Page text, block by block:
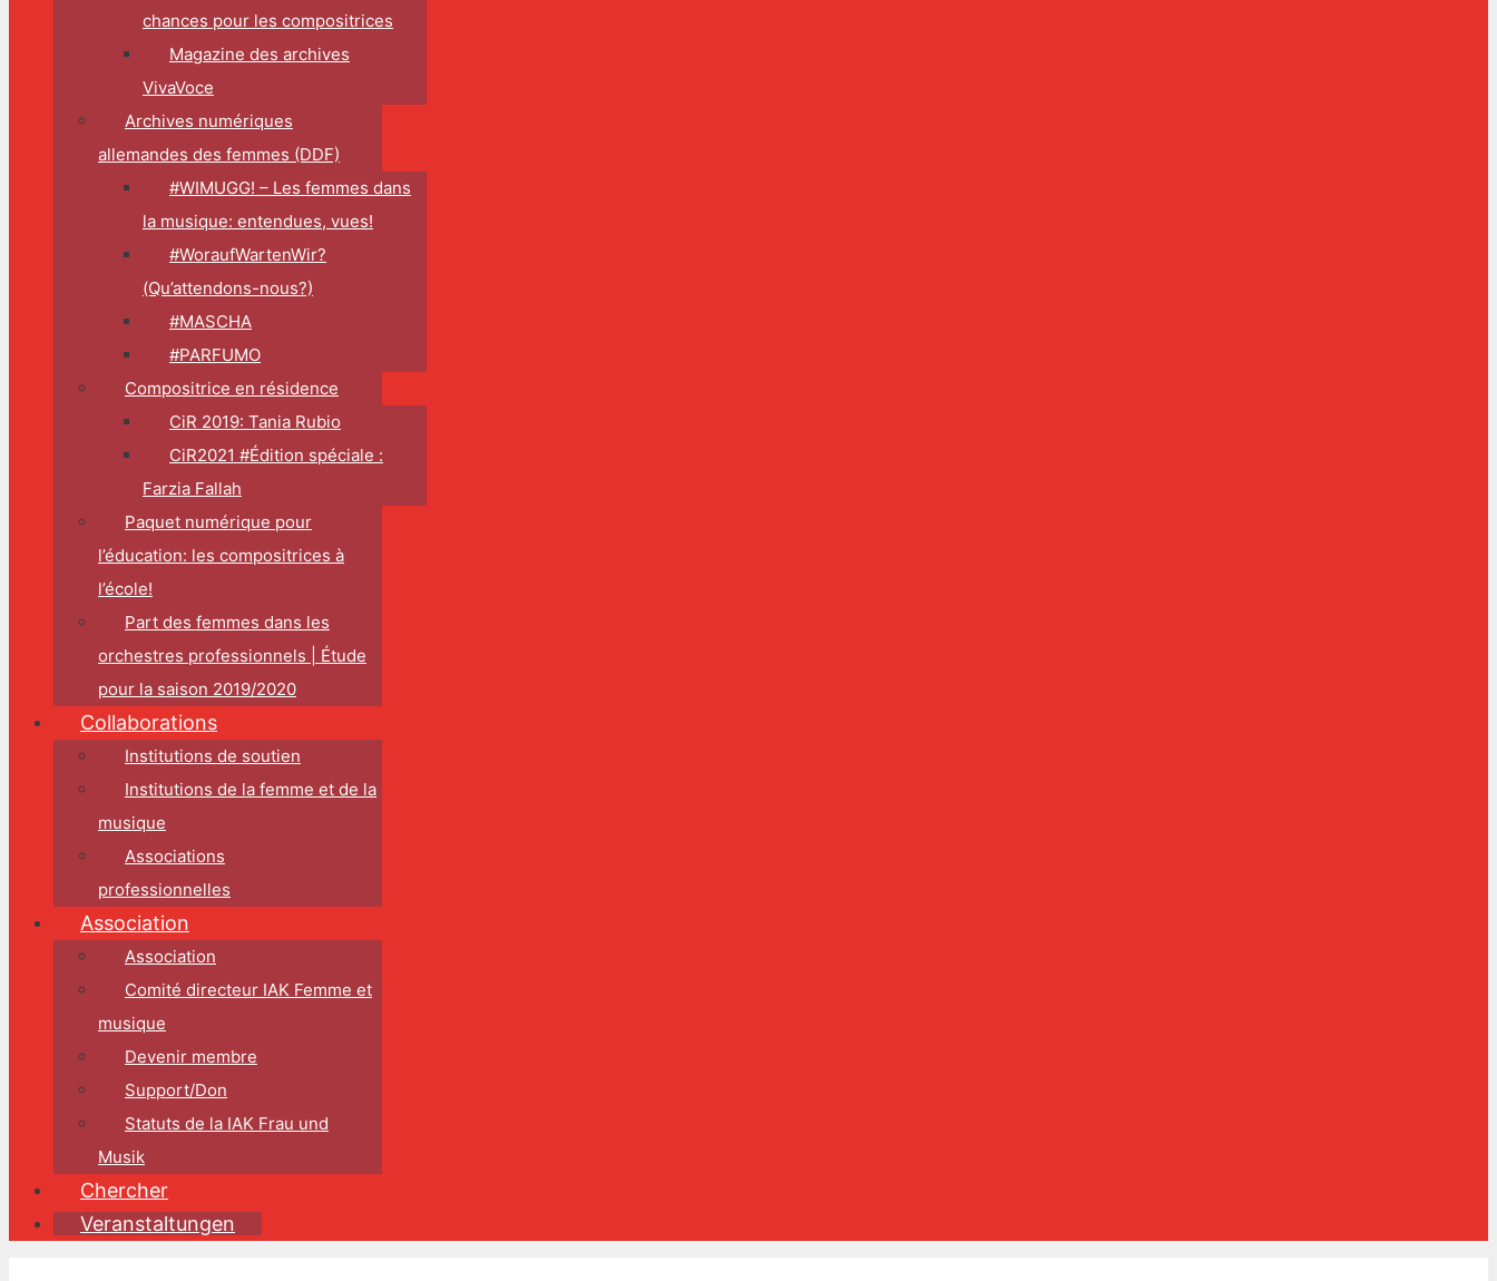
chances pour les compositrices
Magazine des archives
VivaVoce
Archives numériques
allemandes des femmes (DDF)
#WIMUGG! – Les femmes dans
la musique: entendues, vues!
#WoraufWartenWir?
(Qu’attendons-nous?)
#MASCHA
#PARFUMO
Compositrice en résidence
CiR 2019: Tania Rubio
CiR2021 #Édition spéciale :
Farzia Fallah
Paquet numérique pour
l’éducation: les compositrices à
l’école!
Part des femmes dans les
orchestres professionnels | Étude
pour la saison 2019/2020
Collaborations
Institutions de soutien
Institutions de la femme et de la
musique
Associations
professionnelles
Association
Association
Comité directeur IAK Femme et
musique
Devenir membre
Support/Don
Statuts de la IAK Frau und
Musik
Chercher
Veranstaltungen